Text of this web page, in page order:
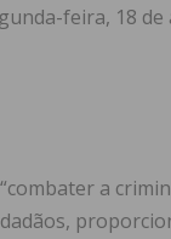
feira, 18 de
a